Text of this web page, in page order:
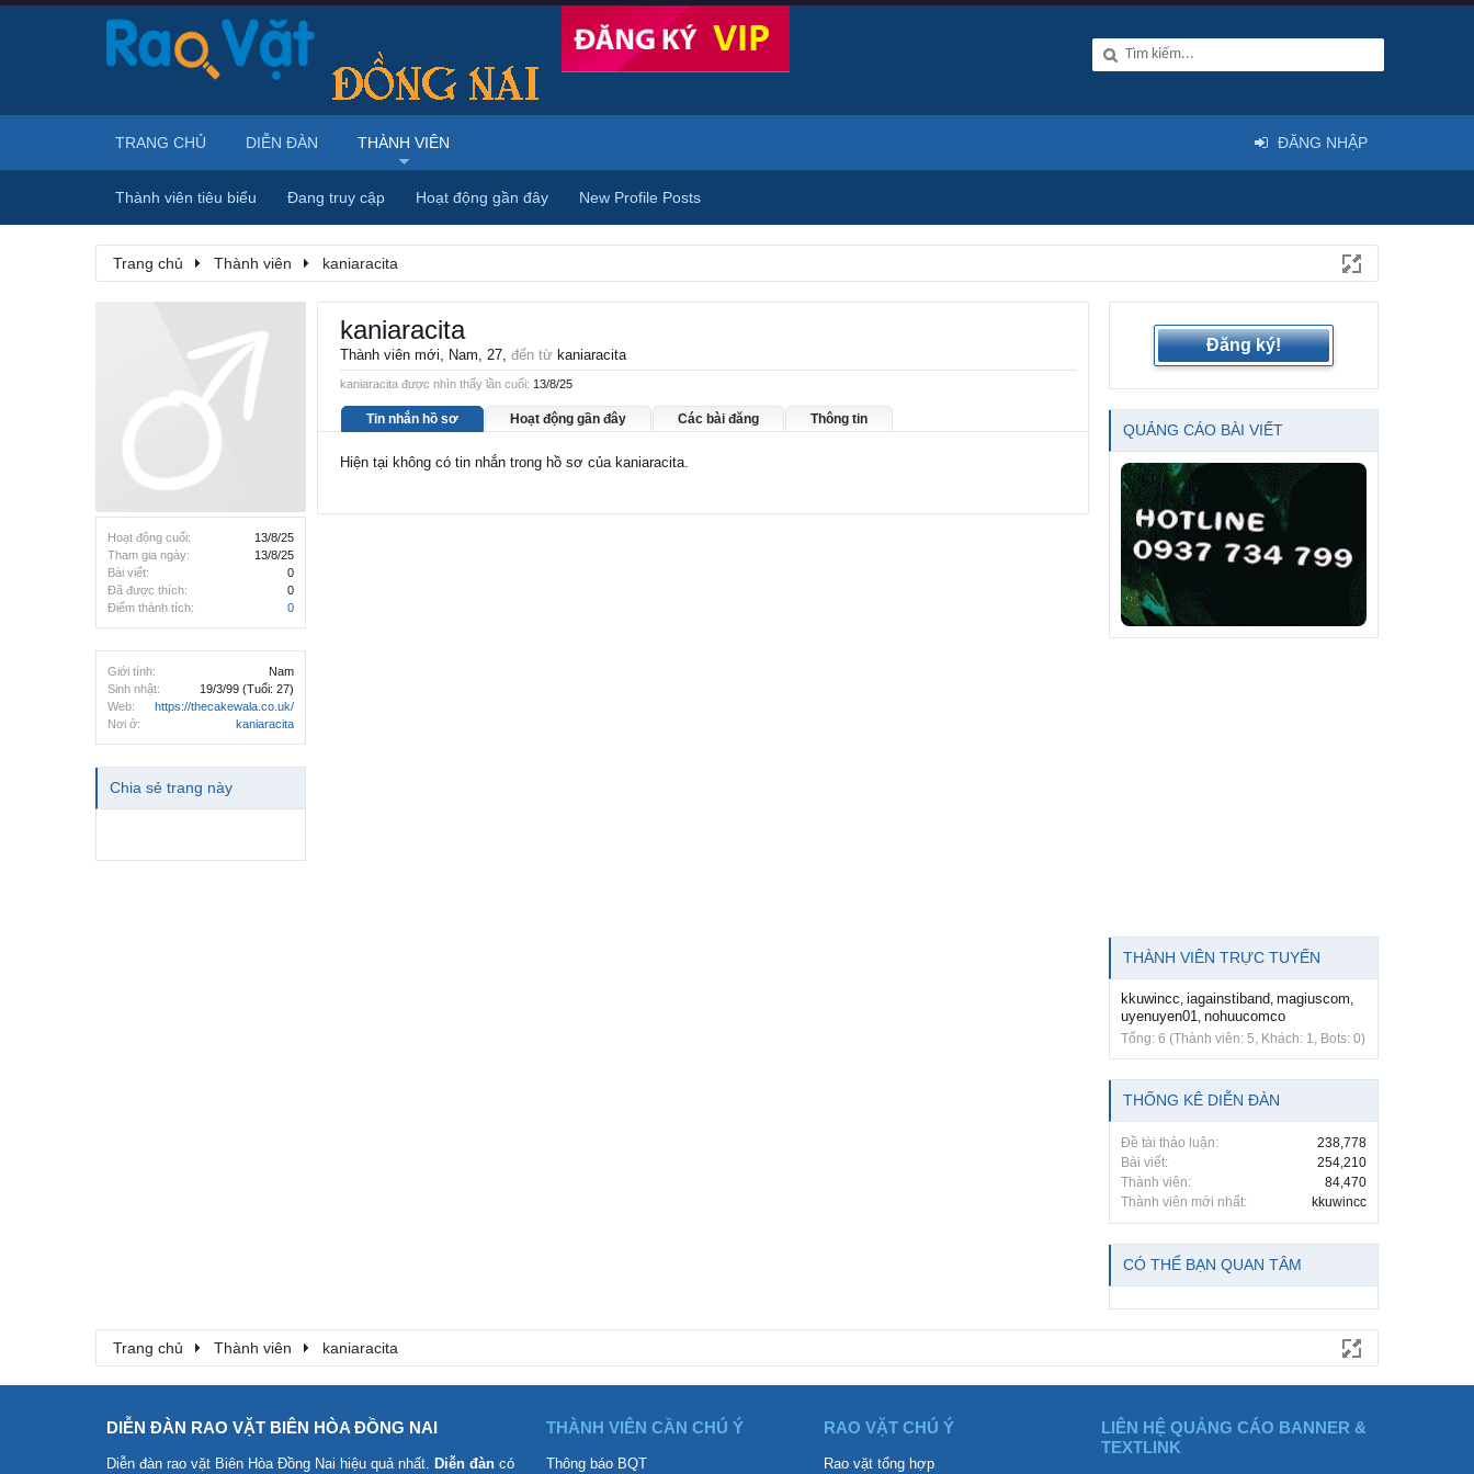
Trang chủ Thành viên kaniaracita
Hoạt động cuối:
13/8/25
Tham gia ngày:
13/8/25
Bài viết:
0
Đã được thích:
0
Điểm thành tích:
0
Giới tính:
Nam
Sinh nhật:
19/3/99 (Tuổi: 27)
Web:
https://thecakewala.co.uk/
Nơi ở:
kaniaracita
Chia sẻ trang này
kaniaracita
Thành viên mới, Nam, 27, đến từ kaniaracita
kaniaracita được nhìn thấy lần cuối: 13/8/25
Tin nhắn hồ sơ Hoạt động gần đây Các bài đăng Thông tin
Hiện tại không có tin nhắn trong hồ sơ của kaniaracita.
Đăng ký!
QUẢNG CÁO BÀI VIẾT
THÀNH VIÊN TRỰC TUYẾN
kkuwincc, iagainstiband, magiuscom,
uyenuyen01, nohuucomco
Tổng: 6 (Thành viên: 5, Khách: 1, Bots: 0)
THỐNG KÊ DIỄN ĐÀN
Đề tài thảo luận:
238,778
Bài viết:
254,210
Thành viên:
84,470
Thành viên mới nhất:
kkuwincc
CÓ THỂ BẠN QUAN TÂM
Trang chủ Thành viên kaniaracita
TRANG CHỦ DIỄN ĐÀN THÀNH VIÊN
Thành viên tiêu biểu Đang truy cập Hoạt động gần đây New Profile Posts
ĐĂNG NHẬP
DIỄN ĐÀN RAO VẶT BIÊN HÒA ĐỒNG NAI
Diễn đàn rao vặt Biên Hòa Đồng Nai hiệu quả nhất. Diễn đàn có
THÀNH VIÊN CẦN CHÚ Ý
Thông báo BQT
RAO VẶT CHÚ Ý
Rao vặt tổng hợp
LIÊN HỆ QUẢNG CÁO BANNER &
TEXTLINK